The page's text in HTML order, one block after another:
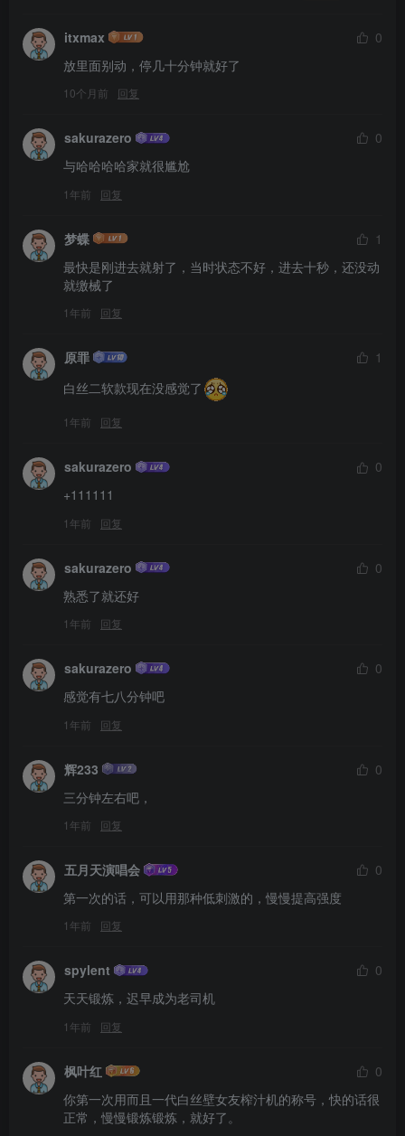
itxmax
0
放里面别动，停几十分钟就好了
10个月前 回复
sakurazero
0
与哈哈哈哈家就很尴尬
1年前 回复
梦蝶
1
最快是刚进去就射了，当时状态不好，进去十秒，还没动
就缴械了
1年前 回复
原罪
1
白丝二软款现在没感觉了
1年前 回复
sakurazero
0
+111111
1年前 回复
sakurazero
0
熟悉了就还好
1年前 回复
sakurazero
0
感觉有七八分钟吧
1年前 回复
辉233
0
三分钟左右吧，
1年前 回复
五月天演唱会
0
第一次的话，可以用那种低刺激的，慢慢提高强度
1年前 回复
spylent
0
天天锻炼，迟早成为老司机
1年前 回复
枫叶红
0
你第一次用而且一代白丝壁女友榨汁机的称号，快的话很
正常，慢慢锻炼锻炼，就好了。